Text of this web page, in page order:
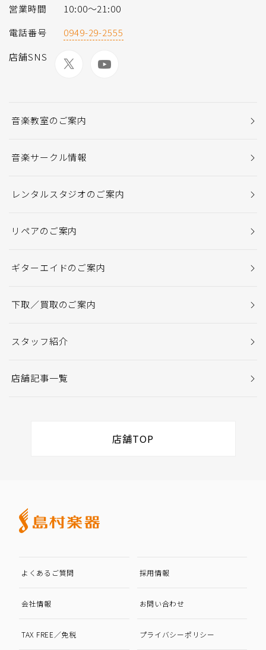
営業時間
10:00～21:00
電話番号
0949-29-2555
店舗SNS
音楽教室のご案内
音楽サークル情報
レンタルスタジオのご案内
リペアのご案内
ギターエイドのご案内
下取／買取のご案内
スタッフ紹介
店舗記事一覧
店舗TOP
よくあるご質問 採用情報
会社情報 お問い合わせ
TAX FREE／免税 プライバシーポリシー